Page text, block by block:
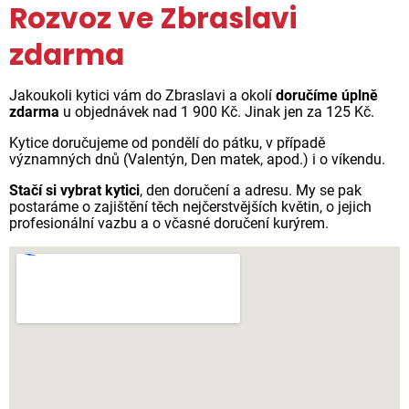
Rozvoz ve Zbraslavi
zdarma
Jakoukoli kytici vám do Zbraslavi a okolí doručíme úplně
zdarma u objednávek nad 1 900 Kč. Jinak jen za 125 Kč.
Kytice doručujeme od pondělí do pátku, v případě
významných dnů (Valentýn, Den matek, apod.) i o víkendu.
Stačí si vybrat kytici, den doručení a adresu. My se pak
postaráme o zajištění těch nejčerstvějších květin, o jejich
profesionální vazbu a o včasné doručení kurýrem.